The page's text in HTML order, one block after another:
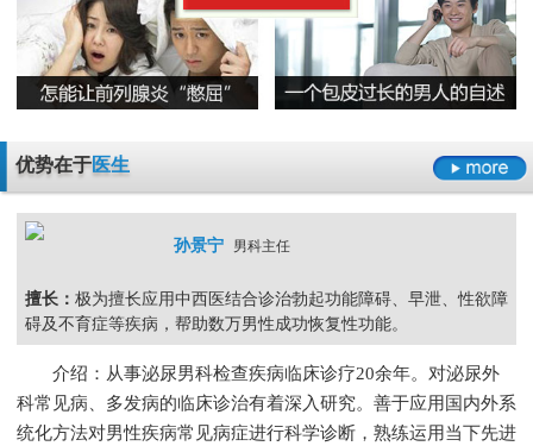
男科检查 男科检查增生 男科检查痛 男科检查囊肿
尿道炎是什么原因导致的
包皮龟头炎 尿道炎 睾丸炎 膀胱炎
弱精症有哪些常见的原因
少精症是又哪些疾病诱发出来的呢
优势在于医生
孙景宁 男科主任
擅长： 极为擅长应用中西医结合诊治勃起功能障碍、早泄、性欲障
碍及不育症等疾病，帮助数万男性成功恢复性功能。
介绍：从事泌尿男科检查疾病临床诊疗20余年。对泌尿外
科常见病、多发病的临床诊治有着深入研究。善于应用国内外系
统化方法对男性疾病常见病症进行科学诊断，熟练运用当下先进